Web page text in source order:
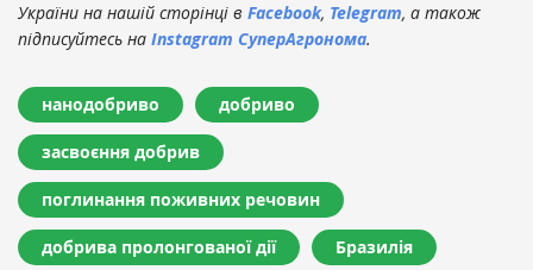
України на нашій сторінці в Facebook, Telegram, а також
підписуйтесь на Instagram СуперАгронома.
нанодобриво добриво
засвоєння добрив
поглинання поживних речовин
добрива пролонгованої дії Бразилія